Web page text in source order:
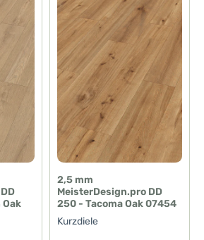
2,5 mm
MeisterDesign.pro DD
250 - Tacoma Oak 07454
Kurzdiele